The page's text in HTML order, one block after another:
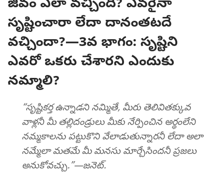
జీవం ఎలా వచ్చింది? ఎవరైనా
సృష్టించారా లేదా దానంతటదే
వచ్చిందా?—3వ భాగం: సృష్టిని
ఎవరో ఒకరు చేశారని ఎందుకు
నమ్మాలి?
“సృష్టికర్త ఉన్నాడని నమ్మితే, మీరు తెలివితక్కువ
వాళ్లనీ మీ తల్లిదండ్రులు మీకు నేర్పించిన అర్థంలేని
నమ్మకాలను పట్టుకొని వేలాడుతున్నారనీ లేదా అలా
నమ్మేలా మతమే మీ మనసు మార్చేసిందనీ ప్రజలు
అనుకోవచ్చు.”—జనెట్‌.